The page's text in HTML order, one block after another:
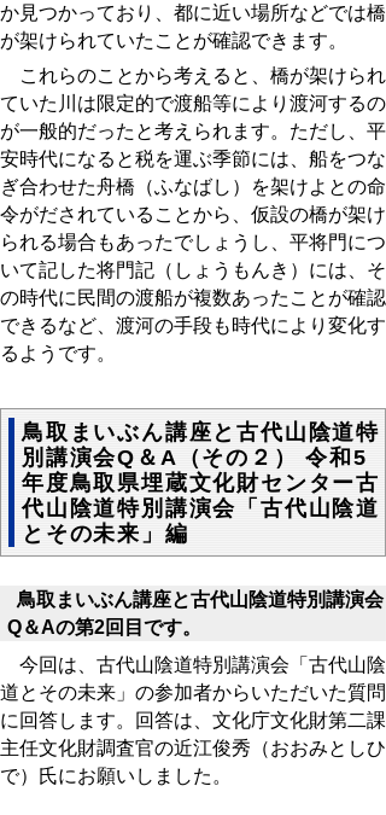
か見つかっており、都に近い場所などでは橋
が架けられていたことが確認できます。
これらのことから考えると、橋が架けられ
ていた川は限定的で渡船等により渡河するの
が一般的だったと考えられます。ただし、平
安時代になると税を運ぶ季節には、船をつな
ぎ合わせた舟橋（ふなばし）を架けよとの命
令がだされていることから、仮設の橋が架け
られる場合もあったでしょうし、平将門につ
いて記した将門記（しょうもんき）には、そ
の時代に民間の渡船が複数あったことが確認
できるなど、渡河の手段も時代により変化す
るようです。
鳥取まいぶん講座と古代山陰道特
別講演会Q＆A（その２） 令和5
年度鳥取県埋蔵文化財センター古
代山陰道特別講演会「古代山陰道
とその未来」編
鳥取まいぶん講座と古代山陰道特別講演会
Q＆Aの第2回目です。
今回は、古代山陰道特別講演会「古代山陰
道とその未来」の参加者からいただいた質問
に回答します。回答は、文化庁文化財第二課
主任文化財調査官の近江俊秀（おおみとしひ
で）氏にお願いしました。